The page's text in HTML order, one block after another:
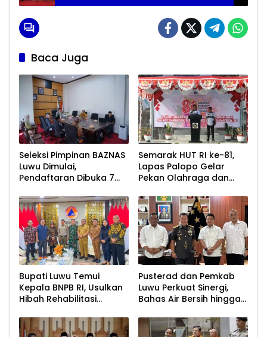
Baca Juga
Seleksi Pimpinan BAZNAS
Luwu Dimulai,
Pendaftaran Dibuka 7
Semarak HUT RI ke-81,
Lapas Palopo Gelar
Pekan Olahraga dan
Bupati Luwu Temui
Kepala BNPB RI, Usulkan
Hibah Rehabilitasi
Pusterad dan Pemkab
Luwu Perkuat Sinergi,
Bahas Air Bersih hingga
Pascabencana